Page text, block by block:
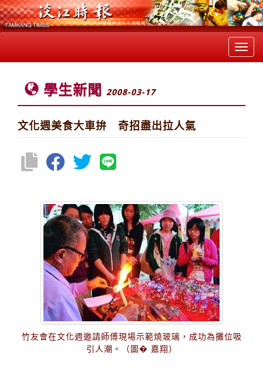
學生新聞 2008-03-17
文化週美食大車拚 奇招盡出拉人氣
竹友會在文化週邀請師傅現場示範燒玻璃，成功為攤位吸
引人潮。（圖� 嘉翔）